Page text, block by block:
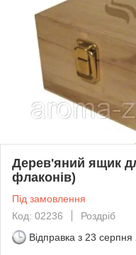
Дерев'яний ящик
флаконів)
Під замовлення
Код: 02236
Роздріб
Відправка з 23 серпня